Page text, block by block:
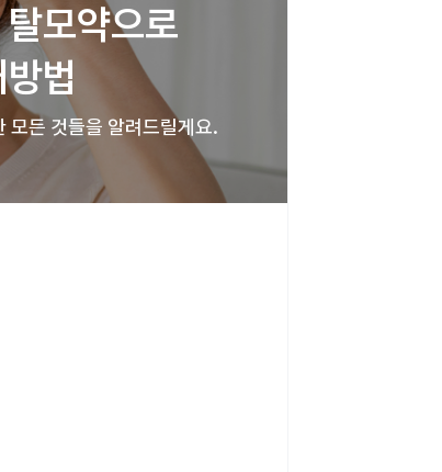
모약으로
법
모든 것들을 알려드릴게요.